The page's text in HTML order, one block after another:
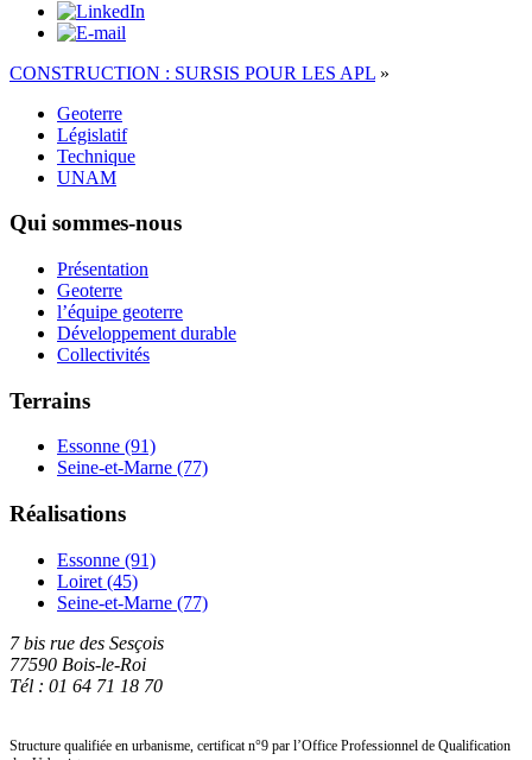
CONSTRUCTION : SURSIS POUR LES APL »
Geoterre
Législatif
Technique
UNAM
Qui sommes-nous
Présentation
Geoterre
l’équipe geoterre
Développement durable
Collectivités
Terrains
Essonne (91)
Seine-et-Marne (77)
Réalisations
Essonne (91)
Loiret (45)
Seine-et-Marne (77)
7 bis rue des Sesçois
77590 Bois-le-Roi
Tél : 01 64 71 18 70
Structure qualifiée en urbanisme, certificat n°9 par l’Office Professionnel de Qualification